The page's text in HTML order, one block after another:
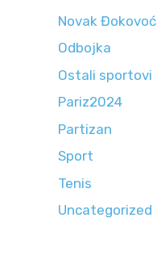
Novak Đokovoć
Odbojka
Ostali sportovi
Pariz2024
Partizan
Sport
Tenis
Uncategorized